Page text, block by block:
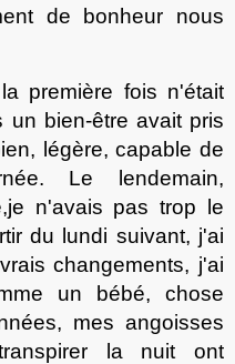
de bonheur nous
la première fois n'était
un bien-être avait pris
légère, capable de
Le lendemain,
,je n'avais pas trop le
du lundi suivant, j'ai
vrais changements, j'ai
un bébé, chose
mes angoisses
la nuit ont